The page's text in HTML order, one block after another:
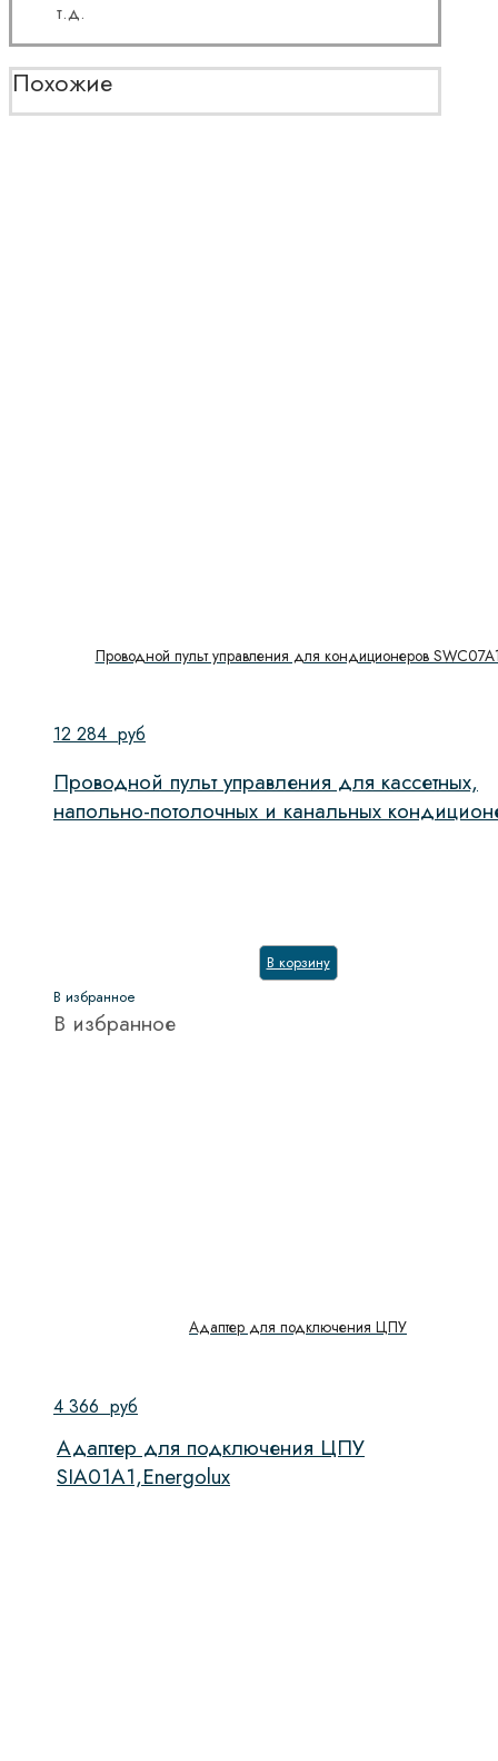
т.д.
Похожие
Проводной пульт управления для кондиционеров
12 284 руб
Проводной пульт управления для кассетных,
напольно-потолочных и канальных
В корзину
В избранное
В избранное
Адаптер для подключения ЦПУ
4 366 руб
Адаптер для подключения ЦПУ
SIA01A1,Energolux